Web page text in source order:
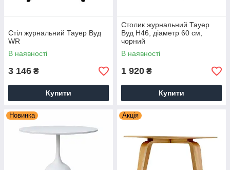
Стіл журнальний Тауер Вуд
WR
В наявності
3 146 ₴
Купити
Столик журнальний Тауер
Вуд H46, діаметр 60 см,
чорний
В наявності
1 920 ₴
Купити
Новинка Акція